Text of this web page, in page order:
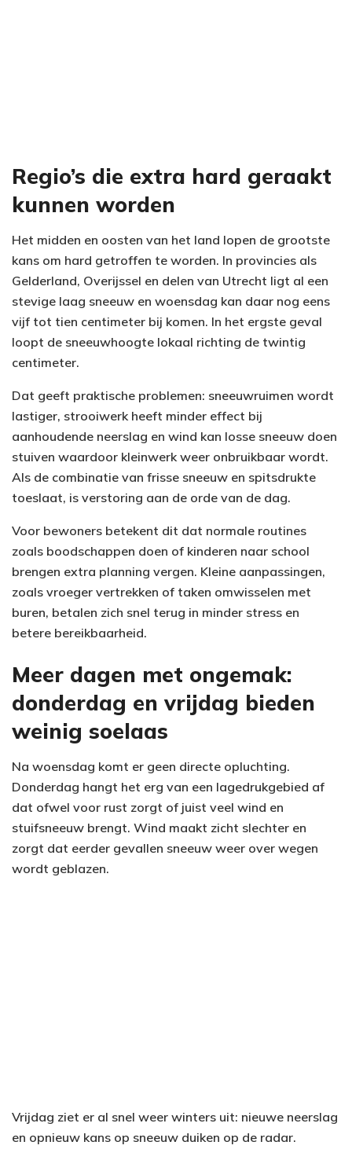
Regio’s die extra hard geraakt
kunnen worden
Het midden en oosten van het land lopen de grootste
kans om hard getroffen te worden. In provincies als
Gelderland, Overijssel en delen van Utrecht ligt al een
stevige laag sneeuw en woensdag kan daar nog eens
vijf tot tien centimeter bij komen. In het ergste geval
loopt de sneeuwhoogte lokaal richting de twintig
centimeter.
Dat geeft praktische problemen: sneeuwruimen wordt
lastiger, strooiwerk heeft minder effect bij
aanhoudende neerslag en wind kan losse sneeuw doen
stuiven waardoor kleinwerk weer onbruikbaar wordt.
Als de combinatie van frisse sneeuw en spitsdrukte
toeslaat, is verstoring aan de orde van de dag.
Voor bewoners betekent dit dat normale routines
zoals boodschappen doen of kinderen naar school
brengen extra planning vergen. Kleine aanpassingen,
zoals vroeger vertrekken of taken omwisselen met
buren, betalen zich snel terug in minder stress en
betere bereikbaarheid.
Meer dagen met ongemak:
donderdag en vrijdag bieden
weinig soelaas
Na woensdag komt er geen directe opluchting.
Donderdag hangt het erg van een lagedrukgebied af
dat ofwel voor rust zorgt of juist veel wind en
stuifsneeuw brengt. Wind maakt zicht slechter en
zorgt dat eerder gevallen sneeuw weer over wegen
wordt geblazen.
Vrijdag ziet er al snel weer winters uit: nieuwe neerslag
en opnieuw kans op sneeuw duiken op de radar.